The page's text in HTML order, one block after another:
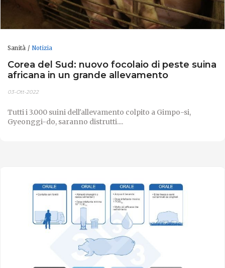
Sanità Notizia
Corea del Sud: nuovo focolaio di peste suina
africana in un grande allevamento
03-Ott-2022
Tutti i 3.000 suini dell'allevamento colpito a Gimpo-si,
Gyeonggi-do, saranno distrutti....